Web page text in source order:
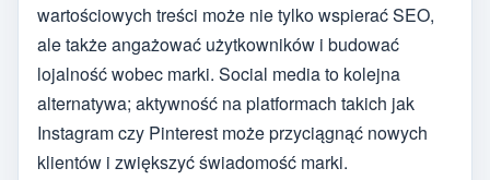
wartościowych treści może nie tylko wspierać SEO,
ale także angażować użytkowników i budować
lojalność wobec marki. Social media to kolejna
alternatywa; aktywność na platformach takich jak
Instagram czy Pinterest może przyciągnąć nowych
klientów i zwiększyć świadomość marki.